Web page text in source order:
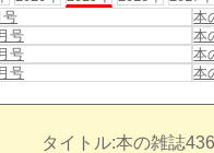
号
本
号
本
号
本
号
本
タイトル:本の雑誌